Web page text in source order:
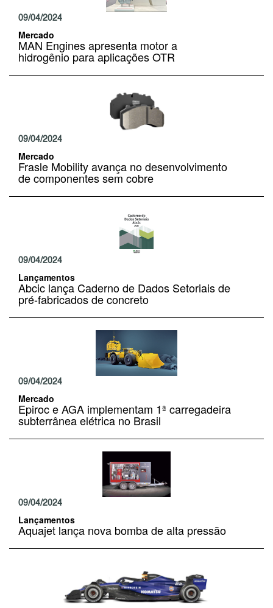
09/04/2024
Mercado
MAN Engines apresenta motor a
hidrogênio para aplicações OTR
09/04/2024
Mercado
Frasle Mobility avança no desenvolvimento
de componentes sem cobre
09/04/2024
Lançamentos
Abcic lança Caderno de Dados Setoriais de
pré-fabricados de concreto
09/04/2024
Mercado
Epiroc e AGA implementam 1ª carregadeira
subterrânea elétrica no Brasil
09/04/2024
Lançamentos
Aquajet lança nova bomba de alta pressão